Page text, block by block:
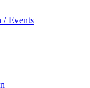
/ Events